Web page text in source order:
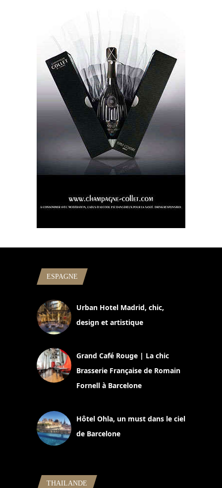
ESPAGNE
Urban Hotel Madrid, chic,
design et artistique
Grand Café Rouge | La chic
Brasserie Française de Romain
Fornell à Barcelone
Hôtel Ohla, un must dans le ciel
de Barcelone
THAILANDE